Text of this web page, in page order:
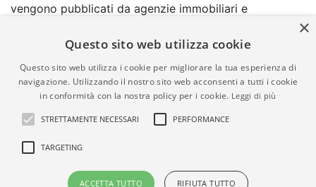
vengono pubblicati da agenzie immobiliari e
comporta l'approvazione o l'avallo da parte di
garanzia da parte di quest'ultima. immobiliare-italia.it
quindi non è responsabile della veridicità, della
correttezza, della completezza, della normativa in
materia di privacy e/o di alcun altro aspetto dei
suddetti annunci.
© Copyright 2007 - 2026
Powered by
×
Questo sito web utilizza cookie
Questo sito web utilizza i cookie per migliorare la tua esperienza di
navigazione. Utilizzando il nostro sito web acconsenti a tutti i cookie
in conformità con la nostra policy per i cookie. Leggi di più
STRETTAMENTE NECESSARI PERFORMANCE
TARGETING
ACCETTA TUTTO RIFIUTA TUTTO